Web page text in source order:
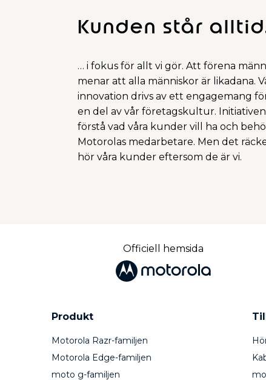
Kunden står
… i fokus för allt vi gör. Att förena
menar att alla människor är likadana.
innovation drivs av ett engagemang
en del av vår företagskultur.
förstå vad våra kunder vill ha och
Motorolas medarbetare. Men det
hör våra kunder eftersom de är vi.
Officiell hemsida
Produkt
Motorola Razr-familjen
Motorola Edge-familjen
moto g-familjen